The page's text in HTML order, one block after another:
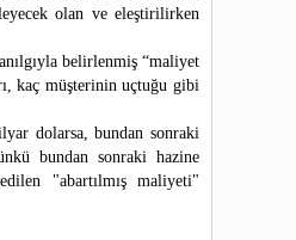
olan ve eleştirilirken
belirlenmiş “maliyet
kaç müşterinin uçtuğu gibi
dolarsa, bundan sonraki
bundan sonraki hazine
"abartılmış maliyeti"